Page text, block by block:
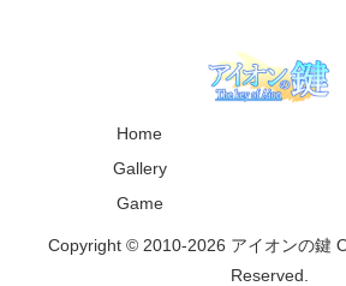
Home
Gallery
Game
Copyright © 2010-2026 アイオンの鍵
Reserved.